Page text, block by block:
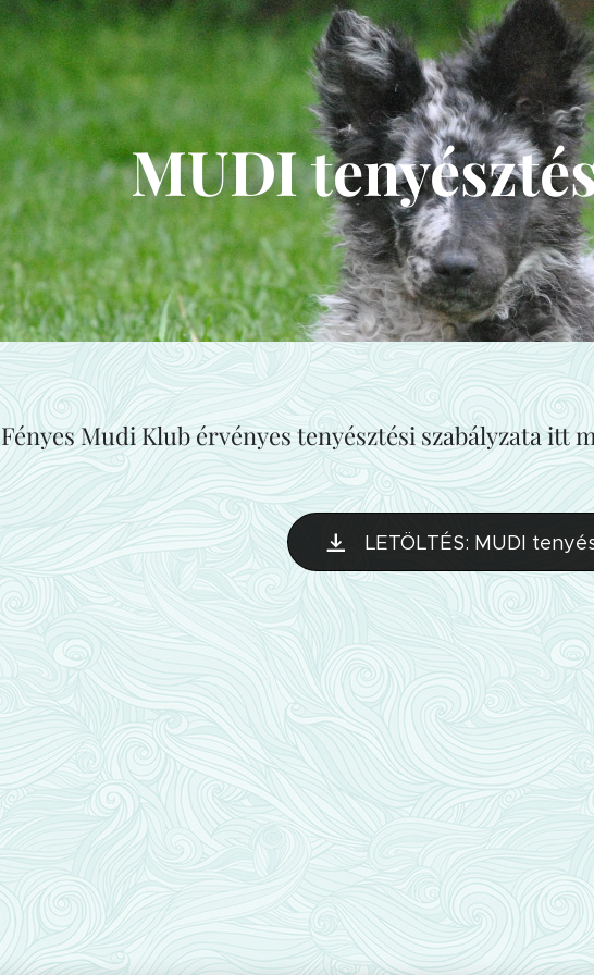
MUDI
Fényes Mudi Klub érvényes tenyésztési szabályzataitt
LETÖLTÉS: MUDI